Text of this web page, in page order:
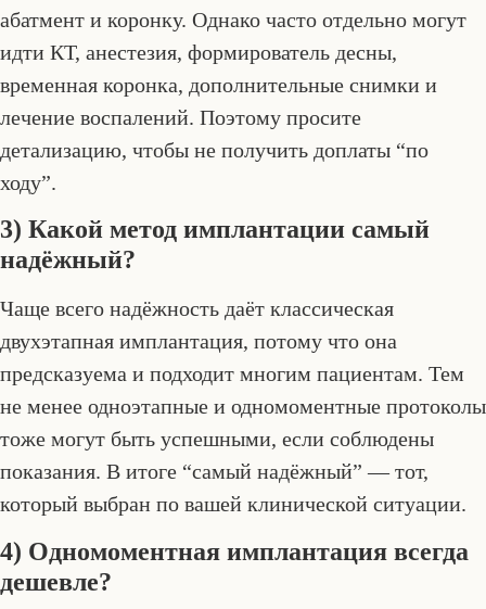
абатмент и коронку. Однако часто отдельно могут
идти КТ, анестезия, формирователь десны,
временная коронка, дополнительные снимки и
лечение воспалений. Поэтому просите
детализацию, чтобы не получить доплаты “по
ходу”.
3) Какой метод имплантации самый
надёжный?
Чаще всего надёжность даёт классическая
двухэтапная имплантация, потому что она
предсказуема и подходит многим пациентам. Тем
не менее одноэтапные и одномоментные протоколы
тоже могут быть успешными, если соблюдены
показания. В итоге “самый надёжный” — тот,
который выбран по вашей клинической ситуации.
4) Одномоментная имплантация всегда
дешевле?